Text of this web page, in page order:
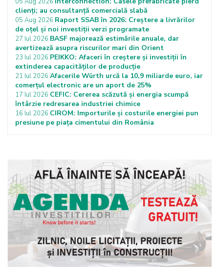
clienți; au consultanță comercială slabă
05 Aug 2026 Raport SSAB în 2026: Creștere a livrărilor
de oțel și noi investiții verzi programate
27 Iul 2026 BASF majorează estimările anuale, dar
avertizează asupra riscurilor mari din Orient
23 Iul 2026 PEIKKO: Afaceri în creștere și investiții în
extinderea capacităților de producție
21 Iul 2026 Afacerile Würth urcă la 10,9 miliarde euro, iar
comerțul electronic are un aport de 25%
17 Iul 2026 CEFIC: Cererea scăzută și energia scumpă
întârzie redresarea industriei chimice
16 Iul 2026 CIROM: Importurile și costurile energiei pun
presiune pe piața cimentului din România